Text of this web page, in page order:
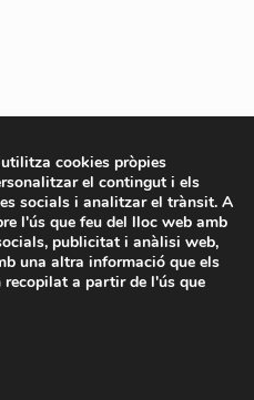
utilitza cookies pròpies
el contingut i els
socials i analitzar el trànsit. A
l'ús que feu del lloc web amb
publicitat i anàlisi web,
una altra informació que els
a partir de l'ús que